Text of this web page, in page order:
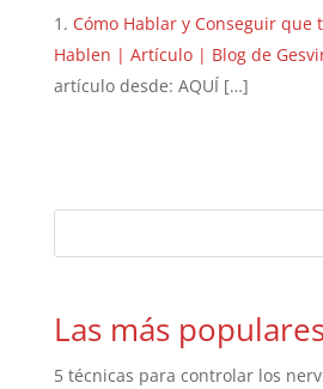
Cómo Hablar y Conseguir que
Hablen | Artículo | Blog de
artículo desde: AQUÍ […]
Las más
5 técnicas para controlar los